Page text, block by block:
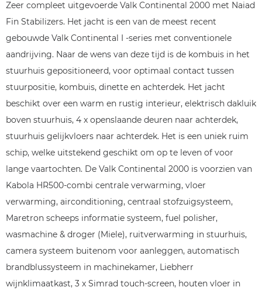
Zeer compleet uitgevoerde Valk Continental 2000 met Naiad
Fin Stabilizers. Het jacht is een van de meest recent
gebouwde Valk Continental I -series met conventionele
aandrijving. Naar de wens van deze tijd is de kombuis in het
stuurhuis gepositioneerd, voor optimaal contact tussen
stuurpositie, kombuis, dinette en achterdek. Het jacht
beschikt over een warm en rustig interieur, elektrisch dakluik
boven stuurhuis, 4 x openslaande deuren naar achterdek,
stuurhuis gelijkvloers naar achterdek. Het is een uniek ruim
schip, welke uitstekend geschikt om op te leven of voor
lange vaartochten. De Valk Continental 2000 is voorzien van
Kabola HR500-combi centrale verwarming, vloer
verwarming, airconditioning, centraal stofzuigsysteem,
Maretron scheeps informatie systeem, fuel polisher,
wasmachine & droger (Miele), ruitverwarming in stuurhuis,
camera systeem buitenom voor aanleggen, automatisch
brandblussysteem in machinekamer, Liebherr
wijnklimaatkast, 3 x Simrad touch-screen, houten vloer in